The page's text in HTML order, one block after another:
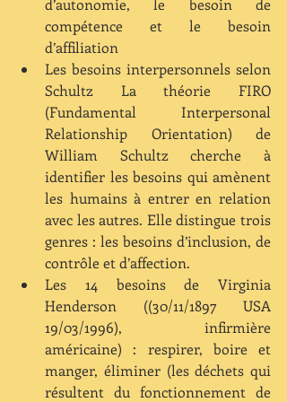
d’autonomie, le besoin de
compétence et le besoin
d’affiliation
Les besoins interpersonnels selon
Schultz La théorie FIRO
(Fundamental Interpersonal
Relationship Orientation) de
William Schultz cherche à
identifier les besoins qui amènent
les humains à entrer en relation
avec les autres. Elle distingue trois
genres : les besoins d’inclusion, de
contrôle et d’affection.
Les 14 besoins de Virginia
Henderson ((30/11/1897 USA
19/03/1996), infirmière
américaine) : respirer, boire et
manger, éliminer (les déchets qui
résultent du fonctionnement de